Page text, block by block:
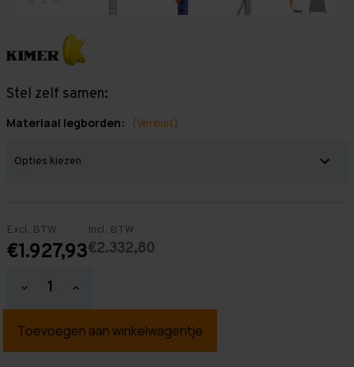
Stel zelf samen:
Materiaal legborden: (Vereist)
Excl. BTW
€1.927,93
Incl. BTW
€2.332,80
Hoeveelheid
verlagen
Grootvakstelling
mm
Hoeveelheid
verhogen
Grootvakstelling
mm